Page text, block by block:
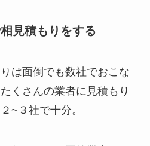
見積もりをする
は面倒でも数社でおこな
くさんの業者に見積もり
~３社で十分。